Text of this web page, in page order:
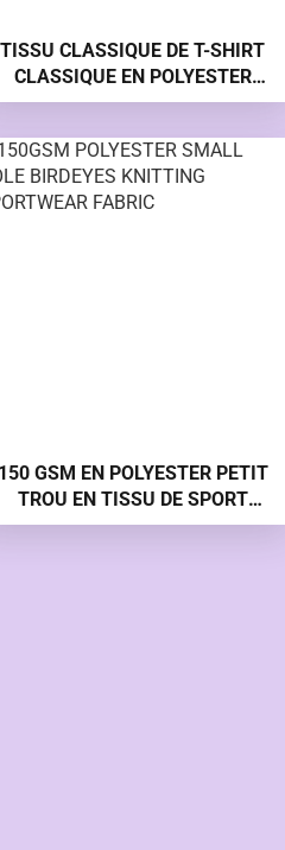
TISSU CLASSIQUE DE T-SHIRT
CLASSIQUE EN POLYESTER
POUR UNIFORME
150 GSM EN POLYESTER PETIT
TROU EN TISSU DE SPORT
BIRDEYES